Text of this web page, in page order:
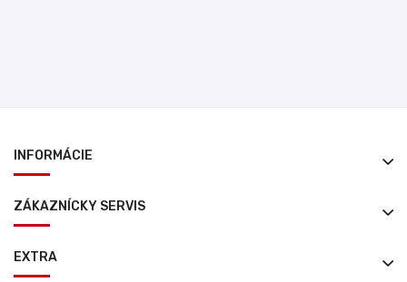
INFORMÁCIE
ZÁKAZNÍCKY SERVIS
EXTRA